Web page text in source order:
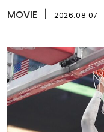
MOVIE 2026.08.07